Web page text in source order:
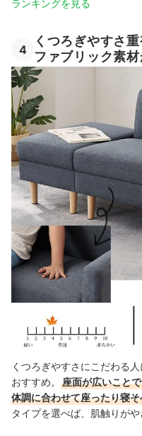
ランキングを見る
4
くつろぎやすさ
ファブリック素
くつろぎやすさにこだわる
おすすめ。
座面が広いこと
体調に合わせて座ったり寝
タイプを選べば、肌触りが